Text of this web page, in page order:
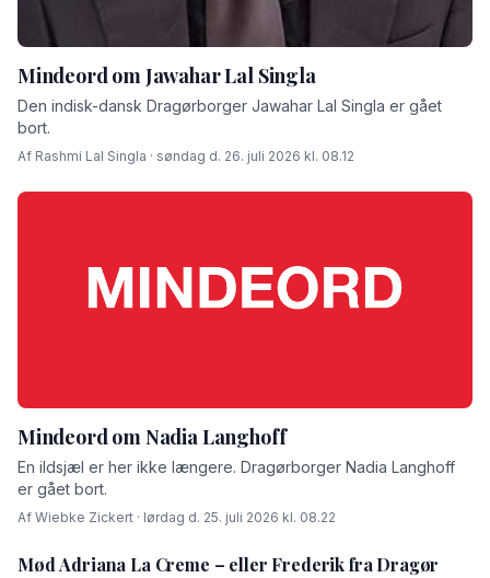
Mindeord om Jawahar Lal Singla
Den indisk-dansk Dragørborger Jawahar Lal Singla er gået
bort.
Af Rashmi Lal Singla · søndag d. 26. juli 2026 kl. 08.12
Mindeord om Nadia Langhoff
En ildsjæl er her ikke længere. Dragørborger Nadia Langhoff
er gået bort.
Af Wiebke Zickert · lørdag d. 25. juli 2026 kl. 08.22
Mød Adriana La Creme – eller Frederik fra Dragør